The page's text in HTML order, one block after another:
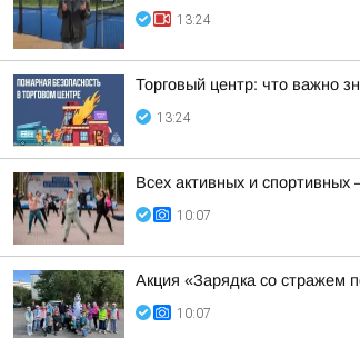
13:24
Торговый центр: что важно
13:24
Всех активных и спортивных
10:07
Акция «Зарядка со стражем
10:07